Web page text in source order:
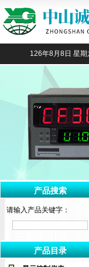
126年8月8日 星期
产品搜索
请输入产品关键字：
产品目录